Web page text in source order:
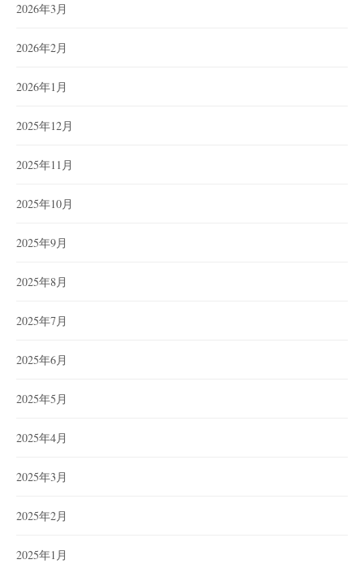
2026年3月
2026年2月
2026年1月
2025年12月
2025年11月
2025年10月
2025年9月
2025年8月
2025年7月
2025年6月
2025年5月
2025年4月
2025年3月
2025年2月
2025年1月